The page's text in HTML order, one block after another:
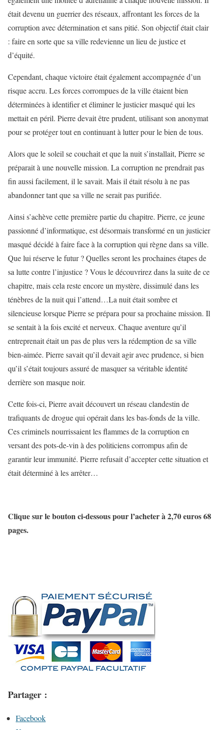
était devenu un guerrier des réseaux, affrontant les forces de la
corruption avec détermination et sans pitié. Son objectif était clair
: faire en sorte que sa ville redevienne un lieu de justice et
d’équité.
Cependant, chaque victoire était également accompagnée d’un
risque accru. Les forces corrompues de la ville étaient bien
déterminées à identifier et éliminer le justicier masqué qui les
mettait en péril. Pierre devait être prudent, utilisant son anonymat
pour se protéger tout en continuant à lutter pour le bien de tous.
Alors que le soleil se couchait et que la nuit s’installait, Pierre se
préparait à une nouvelle mission. La corruption ne prendrait pas
fin aussi facilement, il le savait. Mais il était résolu à ne pas
abandonner tant que sa ville ne serait pas purifiée.
Ainsi s’achève cette première partie du chapitre. Pierre, ce jeune
passionné d’informatique, est désormais transformé en un justicier
masqué décidé à faire face à la corruption qui règne dans sa ville.
Que lui réserve le futur ? Quelles seront les prochaines étapes de
sa lutte contre l’injustice ? Vous le découvrirez dans la suite de ce
chapitre, mais cela reste encore un mystère, dissimulé dans les
ténèbres de la nuit qui l’attend…La nuit était sombre et
silencieuse lorsque Pierre se prépara pour sa prochaine mission. Il
se sentait à la fois excité et nerveux. Chaque aventure qu’il
entreprenait était un pas de plus vers la rédemption de sa ville
bien-aimée. Pierre savait qu’il devait agir avec prudence, si bien
qu’il s’était toujours assuré de masquer sa véritable identité
derrière son masque noir.
Cette fois-ci, Pierre avait découvert un réseau clandestin de
trafiquants de drogue qui opérait dans les bas-fonds de la ville.
Ces criminels nourrissaient les flammes de la corruption en
versant des pots-de-vin à des politiciens corrompus afin de
garantir leur immunité. Pierre refusait d’accepter cette situation et
était déterminé à les arrêter…
Clique sur le bouton ci-dessous pour l’acheter à 2,70 euros 68
pages.
Partager :
Facebook